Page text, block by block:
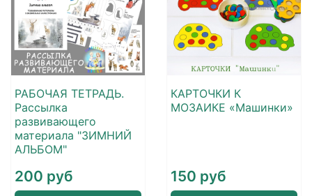
РАБОЧАЯ ТЕТРАДЬ.
Рассылка
развивающего
материала "ЗИМНИЙ
АЛЬБОМ"
200 руб
КАРТОЧКИ К
МОЗАИКЕ «Машинки»
150 руб